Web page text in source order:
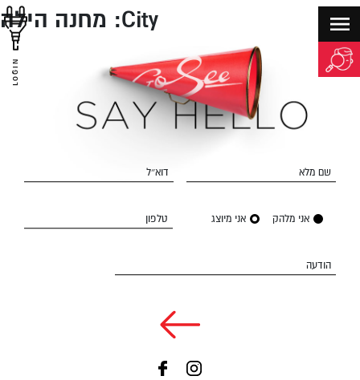
LOGIN
City: מחנה הילה
שם מלא דוא״ל
אני מלהק אני מיוצג טלפון
הודעה